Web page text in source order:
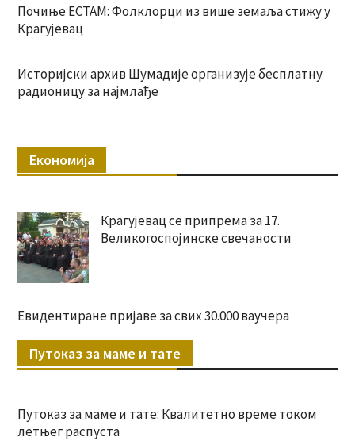
Почиње ЕСТАМ: Фолклорци из више земаља стижу у
Крагујевац
Историјски архив Шумадије организује бесплатну
радионицу за најмлађе
Економија
Крагујевац се припрема за 17.
Великогоспојинске свечаности
Евидентиране пријаве за свих 30.000 ваучера
Путоказ за маме и тате
Путоказ за маме и тате: Квалитетно време током
летњег распуста